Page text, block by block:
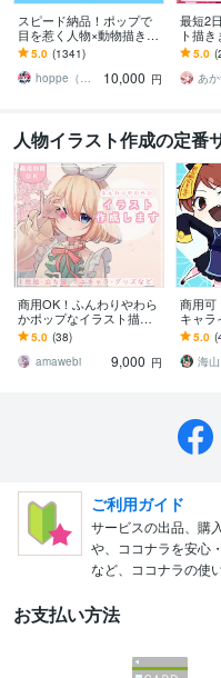
スピード納品！ポップで
目を惹く人物×動物描きま
す 挿絵・動画・グッズな
ど鮮やかな配色で個性を
出したい方へ
5.0 (1341)
hoppe（ほっぺ）
10,000 円
最短2
ト描
ニキャ
絵をス
す！
5.0
あ
人物イラスト作成の定番
商用OK！ふんわりやわら
かポップなイラスト描き
ます 初めての方も大歓
迎！気軽に相談であなた
だけの一枚を制作します
5.0 (38)
amawebi
9,000 円
商用可
キャラ
配信・
用途に
高品質
5.0
海
ご利用ガイド
サービスの出品、購
や、ココナラを安心
など、ココナラの使
お支払い方法